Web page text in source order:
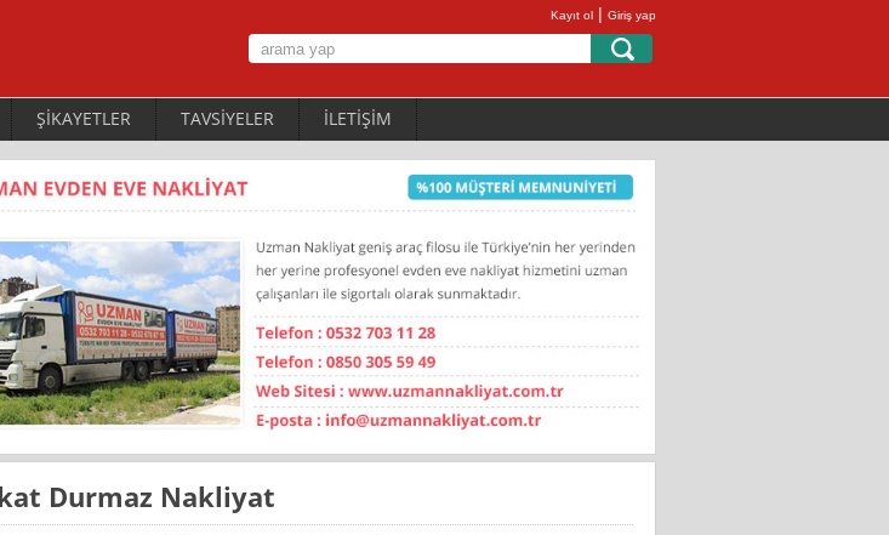
Kayıt ol | Giriş yap
ŞİKAYETLER TAVSİYELER İLETİŞİM
Durmaz Nakliyat